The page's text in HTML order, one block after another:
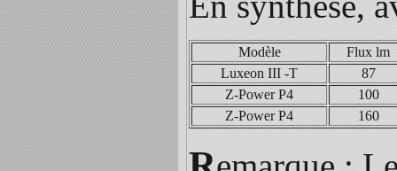
Modèle
Flux lm
Luxeon III -T
87
Z-Power P4
100
Z-Power P4
160